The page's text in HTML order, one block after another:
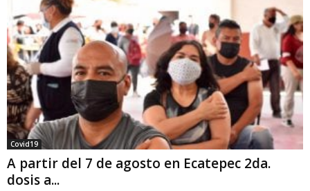
Covid19
A partir del 7 de agosto en Ecatepec 2da.
dosis a...